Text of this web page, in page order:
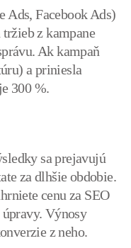
Ads, Facebook Ads)
z kampane
Ak kampaň
a priniesla
300 %.
sa prejavujú
za dlhšie obdobie.
cenu za SEO
Výnosy
z neho.